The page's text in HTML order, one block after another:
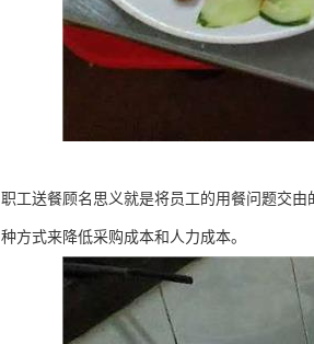
职工送餐顾名思义就是将员工的用餐问题交
种方式来降低采购成本和人力成本。